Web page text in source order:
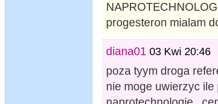
progesteron mialam
diana01 03 Kwi 20:46
poza tyym droga
nie moge uwierzyc